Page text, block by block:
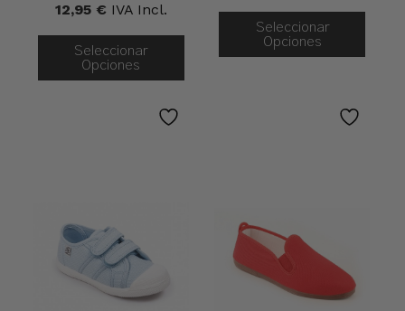
12,95 € IVA Incl.
Seleccionar
Opciones
Seleccionar
Opciones